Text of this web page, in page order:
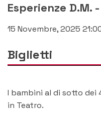
Esperienze D.M. -
15 Novembre, 2025
Biglietti
I bambini al di sotto dei
in Teatro.